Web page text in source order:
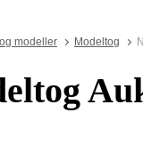
modeller Modeltog